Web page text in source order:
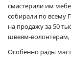
смастерили им
собирали по всему
на продажу за 50
швеям-волонтёрам,
Особенно рады